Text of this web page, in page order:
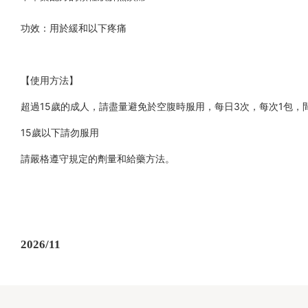
功效：用於緩和以下疼痛
【使用方法】
超過15歲的成人，請盡量避免於空腹時服用，每日3次，每次1包，
15歲以下請勿服用
請嚴格遵守規定的劑量和給藥方法。
2026/11